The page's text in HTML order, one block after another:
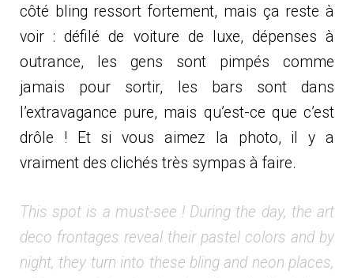
côté bling ressort fortement, mais ça reste à
voir : défilé de voiture de luxe, dépenses à
outrance, les gens sont pimpés comme
jamais pour sortir, les bars sont dans
l’extravagance pure, mais qu’est-ce que c’est
drôle ! Et si vous aimez la photo, il y a
vraiment des clichés très sympas à faire.
This spot is a must-see ! During the day, the art
deco frontages reveal their pastel colors and by
night, they turn into these bling and neon places,